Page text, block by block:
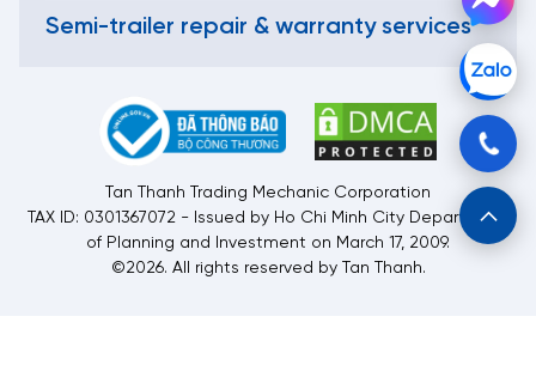
Semi-trailer repair & warranty services
Tan Thanh Trading Mechanic Corporation
TAX ID: 0301367072 - Issued by Ho Chi Minh City Department
of Planning and Investment on March 17, 2009.
©2026. All rights reserved by Tan Thanh.